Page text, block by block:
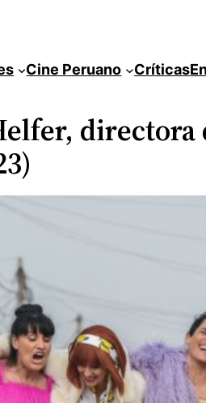
Cine Peruano Críticas
directora